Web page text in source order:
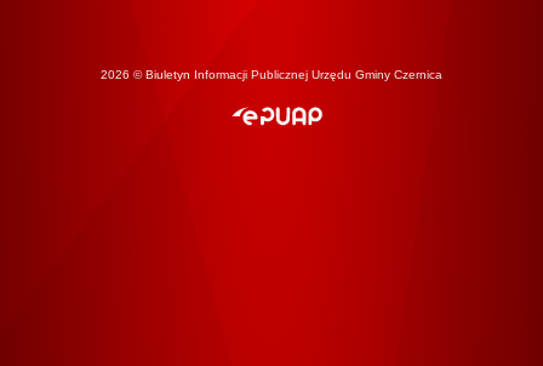
2026 © Biuletyn Informacji Publicznej Urzędu Gminy Czernica